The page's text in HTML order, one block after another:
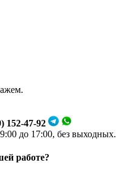
152-47-92
до 17:00, без выходных.
работе?